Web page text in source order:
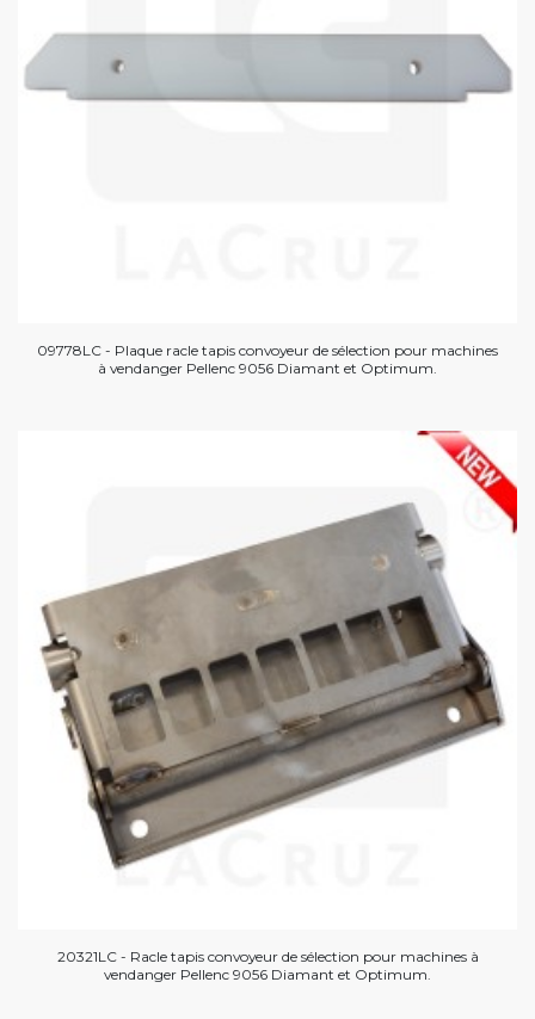
09778LC - Plaque racle tapis convoyeur de sélection pour machines
à vendanger Pellenc 9056 Diamant et Optimum.
20321LC - Racle tapis convoyeur de sélection pour machines à
vendanger Pellenc 9056 Diamant et Optimum.